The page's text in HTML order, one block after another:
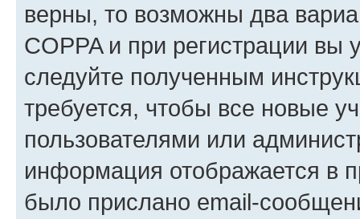
верны, то возможны два
COPPA и при регистрации вы
следуйте полученным
требуется, чтобы все новые
пользователями или
информация отображается в
было прислано email-